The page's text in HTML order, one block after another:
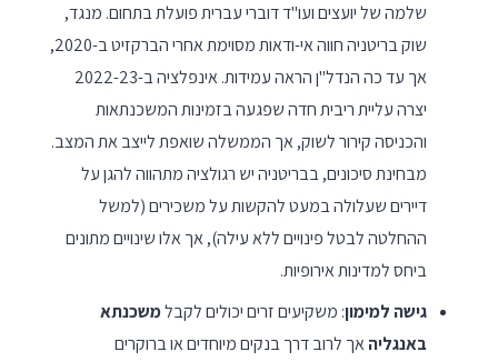
שלמה של יועצים ועו"ד דוברי עברית פועלת בתחום. מנגד,
שוק בריטניה חווה אי-ודאות מסוימת אחרי הברקזיט ב-2020,
אך עד כה הנדל"ן הראה עמידות. אינפלציה ב-2022-23
יצרה עליית ריבית חדה שפגעה בזמינות המשכנתאות
והכניסה קירור לשוק, אך הממשלה שואפת לייצב את המצב.
מבחינת סיכונים, בבריטניה יש רגולציה מתהווה להגן על
דיירים שעלולה במעט להקשות על משכירים (למשל
ההחלטה לבטל פינויים ללא עילה), אך אלו שינויים מתונים
ביחס למדינות אירופיות.
גישה למימון: משקיעים זרים יכולים לקבלמשכנתא
באנגליהאך לרוב דרך בנקים מיוחדים או ברוקרים